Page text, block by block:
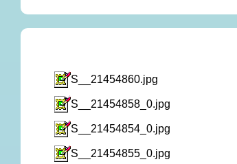
S__21454860.jpg
S__21454858_0.jpg
S__21454854_0.jpg
S__21454855_0.jpg